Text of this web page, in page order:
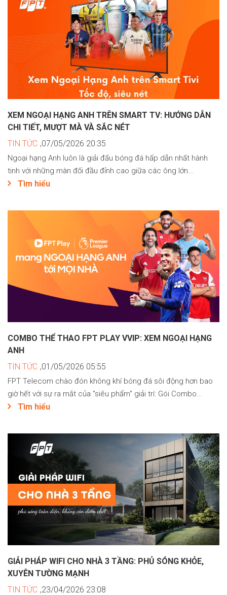
XEM NGOẠI HẠNG ANH TRÊN SMART TV: HƯỚNG DẪN
CHI TIẾT, MƯỢT MÀ VÀ SẮC NÉT
TIN TỨC ,07/05/2026 20:35
Ngoại hạng Anh luôn là giải đấu bóng đá hấp dẫn nhất hành
tinh với những màn đối đầu đỉnh cao giữa các ông lớn...
Tìm hiểu
COMBO THỂ THAO FPT PLAY VVIP: XEM NGOẠI HẠNG
ANH
TIN TỨC ,01/05/2026 05:55
FPT Telecom chào đón không khí bóng đá sôi động hơn bao
giờ hết với sự ra mắt của "siêu phẩm" giải trí: Gói Combo...
Tìm hiểu
GIẢI PHÁP WIFI CHO NHÀ 3 TẦNG: PHỦ SÓNG KHỎE,
XUYÊN TƯỜNG MẠNH
TIN TỨC ,23/04/2026 23:08